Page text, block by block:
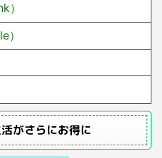
）
）
がさらにお得に